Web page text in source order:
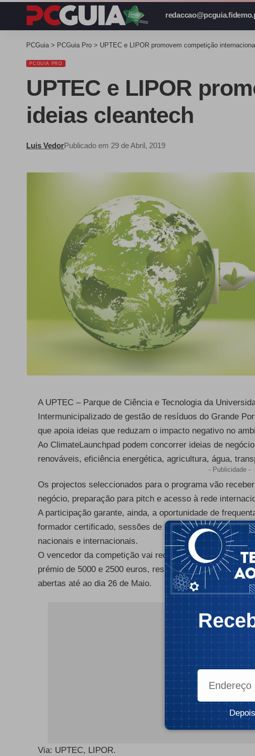
PCGuia > PCGuia Pro > UPTEC e LIPOR promovem competição
PCGUIA PRO
UPTEC e LIPOR
ideias cleantech
Luis VedorPublicado em 29 de Abril, 2019
A UPTEC – Parque de Ciência e Tecnologia da
Intermunicipalizado de gestão de resíduos do Grande
que apoia ideias que reduzam o impacto negativo no
Ao ClimateLaunchpad podem concorrer ideias de
renováveis, eficiência energética, agricultura, água,
- Publicidade -
Os projectos seleccionados para o programa vão
negócio, preparação para pitch e acesso à rede
A participação garante, ainda, a oportunidade de
formador certificado, sessões de mentoria, e a
nacionais e internacionais.
O vencedor da competição vai receber 10 mil euros, já o
prémio de 5000 e 2500 euros, respectivamente. As
abertas até ao dia 26 de Maio.
- Publicidade -
Via: UPTEC, LIPOR.